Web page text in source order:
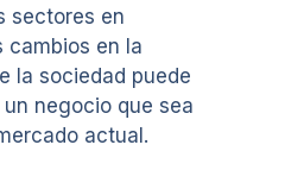
sectores en
cambios en la
la sociedad puede
negocio que sea
actual.